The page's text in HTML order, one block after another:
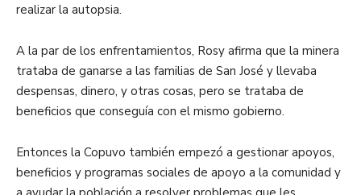
realizar la autopsia.
A la par de los enfrentamientos, Rosy afirma que la minera
trataba de ganarse a las familias de San José y llevaba
despensas, dinero, y otras cosas, pero se trataba de
beneficios que conseguía con el mismo gobierno.
Entonces la Copuvo también empezó a gestionar apoyos,
beneficios y programas sociales de apoyo a la comunidad y